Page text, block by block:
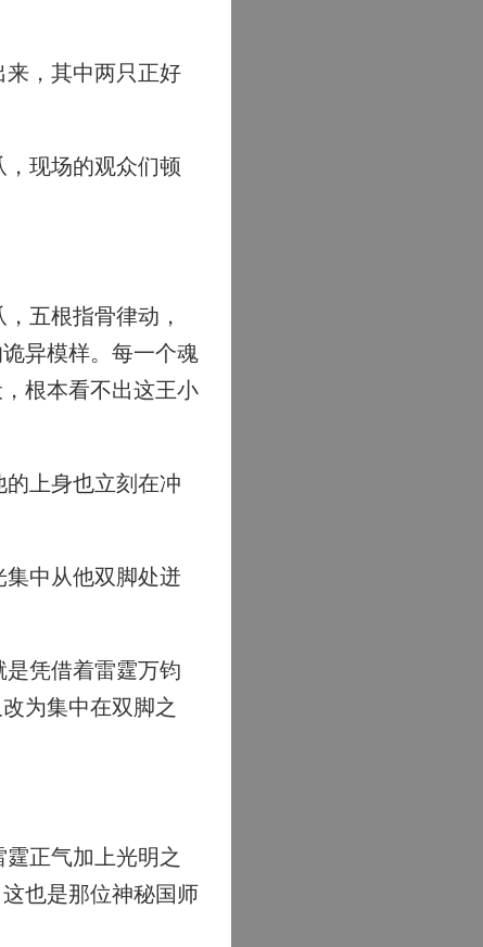
，其中两只正好
现场的观众们顿
五根指骨律动，
异模样。每一个魂
根本看不出这王小
上身也立刻在冲
中从他双脚处迸
凭借着雷霆万钧
为集中在双脚之
正气加上光明之
也是那位神秘国师